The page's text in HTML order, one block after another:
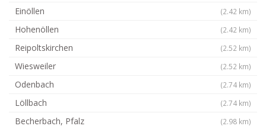
Einöllen (2.42 km)
Hohenöllen (2.42 km)
Reipoltskirchen (2.52 km)
Wiesweiler (2.52 km)
Odenbach (2.74 km)
Löllbach (2.74 km)
Becherbach, Pfalz (2.98 km)